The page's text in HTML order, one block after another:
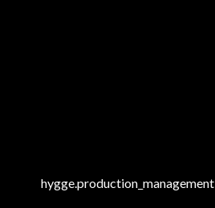
hygge.production_management